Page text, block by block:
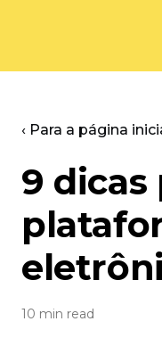
‹ Para a página
9 dicas
10 min read